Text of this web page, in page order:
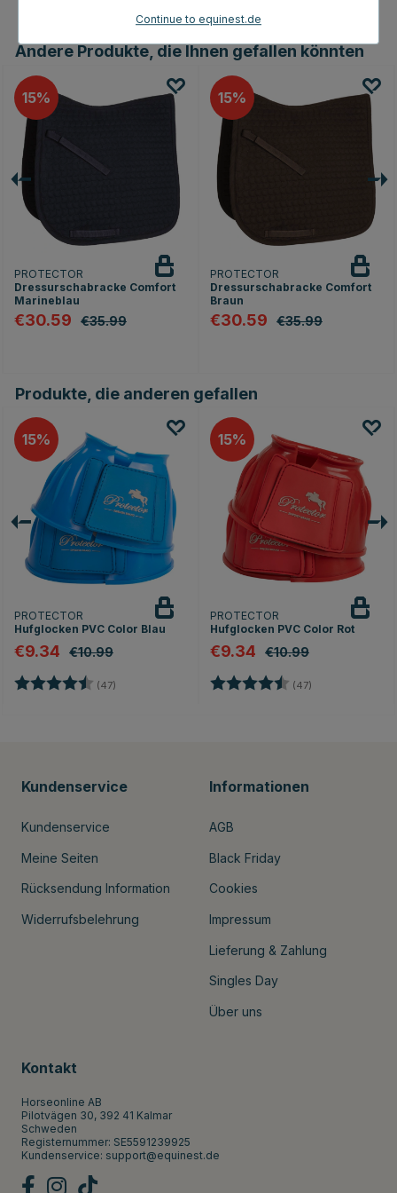
Andere Produkte, die Ihnen gefallen könnten
15
PROTECTOR
Dressurschabracke Comfort
Marineblau
€30.59 €35.99
15
PROTECTOR
Dressurschabracke Comfort
Braun
€30.59 €35.99
Produkte, die anderen gefallen
15
PROTECTOR
Hufglocken PVC Color Blau
€9.34 €10.99
Bewertung: (47)
15
PROTECTOR
Hufglocken PVC Color Rot
€9.34 €10.99
Bewertung: (47)
Kundenservice
Kundenservice
Meine Seiten
Rücksendung Information
Widerrufsbelehrung
Informationen
AGB
Black Friday
Cookies
Impressum
Lieferung & Zahlung
Singles Day
Über uns
Kontakt
Horseonline AB
Pilotvägen 30, 392 41 Kalmar
Schweden
Registernummer: SE5591239925
Kundenservice: support@equinest.de
Continue to equinest.de